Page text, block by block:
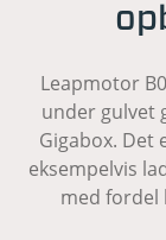
Leapmotor
under gulvet
Gigabox. Det
eksempelvis
med fordel